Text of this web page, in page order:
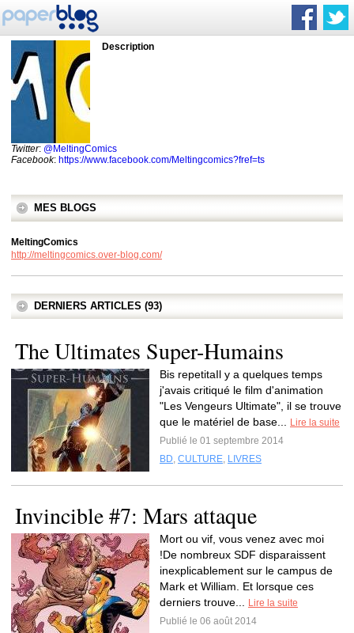
Description
Twitter: @MeltingComics
Facebook: https://www.facebook.com/Meltingcomics?fref=ts
MES BLOGS
MeltingComics
http://meltingcomics.over-blog.com/
DERNIERS ARTICLES (93)
The Ultimates Super-Humains
Bis repetitaIl y a quelques temps
j'avais critiqué le film d'animation
"Les Vengeurs Ultimate", il se trouve
que le matériel de base...
Lire la suite
Publié le 01 septembre 2014
BD, CULTURE, LIVRES
Invincible #7: Mars attaque
Mort ou vif, vous venez avec moi
!De nombreux SDF disparaissent
inexplicablement sur le campus de
Mark et William. Et lorsque ces
derniers trouve...
Lire la suite
Publié le 06 août 2014